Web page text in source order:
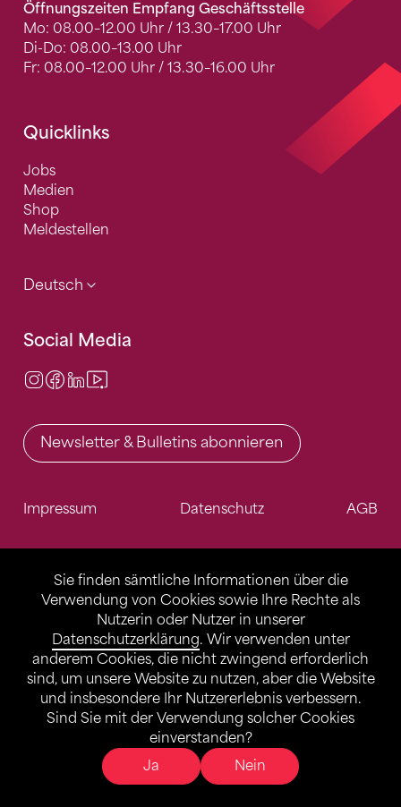
Sie finden sämtliche Informationen über die
Verwendung von Cookies sowie Ihre Rechte als
Nutzerin oder Nutzer in unserer
Datenschutzerklärung. Wir verwenden unter
anderem Cookies, die nicht zwingend erforderlich
sind, um unsere Website zu nutzen, aber die Website
und insbesondere Ihr Nutzererlebnis verbessern.
Sind Sie mit der Verwendung solcher Cookies
einverstanden?
Ja
Nein
Öffnungszeiten Empfang Geschäftsstelle
Mo: 08.00–12.00 Uhr / 13.30–17.00 Uhr
Di-Do: 08.00–13.00 Uhr
Fr: 08.00–12.00 Uhr / 13.30–16.00 Uhr
Quicklinks
Jobs
Medien
Shop
Meldestellen
Deutsch
Social Media
Instagram
Facebook
LinkedIn
Newsletter & Bulletins abonnieren
Impressum Datenschutz AGB